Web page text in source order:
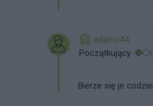
adams44
Początkujący
Bierze się je